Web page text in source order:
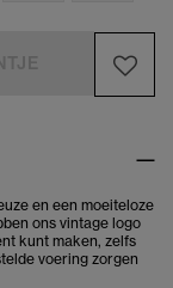
en een moeiteloze
ons vintage logo
kunt maken, zelfs
voering zorgen